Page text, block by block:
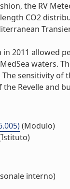
the RV
CO2
in 2011
waters.
sensitivity of
the Revelle and
(Modulo)
interno)